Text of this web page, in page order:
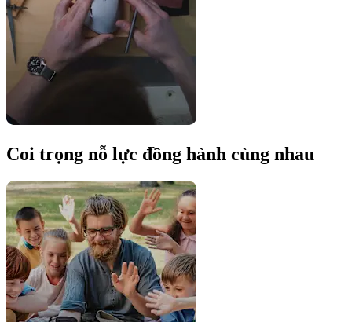
Coi trọng nỗ lực đồng hành cùng nhau